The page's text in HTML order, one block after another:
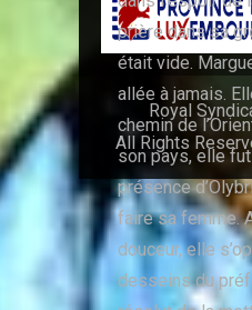
prière dans sa
était vide.
allée à jamais.
chemin de
son pays, elle
présence
faire sa femme.
douceur, elle
desseins du
Royal
All Rights